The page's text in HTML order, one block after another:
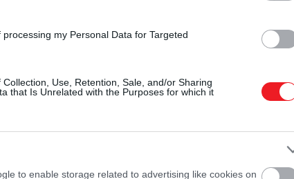
my Personal Data for Targeted
Use, Retention, Sale, and/or Sharing
that Is Unrelated with the Purposes for which it
to enable storage related to advertising like cookies on